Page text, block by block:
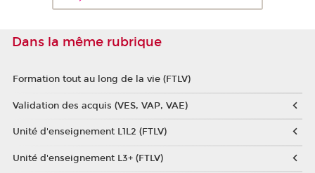
Dans la même rubrique
Formation tout au long de la vie (FTLV)
Validation des acquis (VES, VAP, VAE)
Unité d'enseignement L1L2 (FTLV)
Unité d'enseignement L3+ (FTLV)